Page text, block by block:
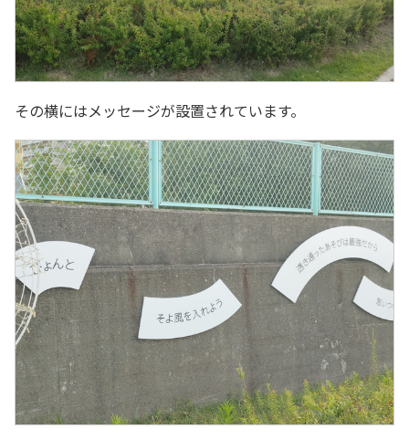
その横にはメッセージが設置されています。